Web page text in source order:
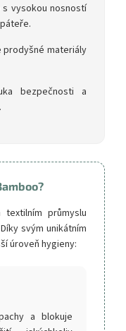
s vysokou nosností
prodyšné materiály
bezpečnosti a
průmyslu
svým unikátním
úroveň hygieny:
a blokuje